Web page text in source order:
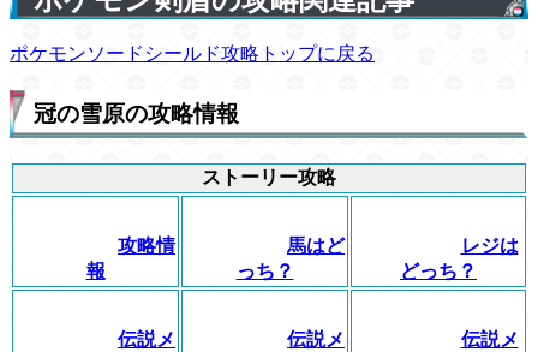
ポケモンソードシールド攻略トップに戻る
冠の雪原の攻略情報
ストーリー攻略
攻略情
報
馬はど
っち？
レジは
どっち？
伝説メ
伝説メ
伝説メ